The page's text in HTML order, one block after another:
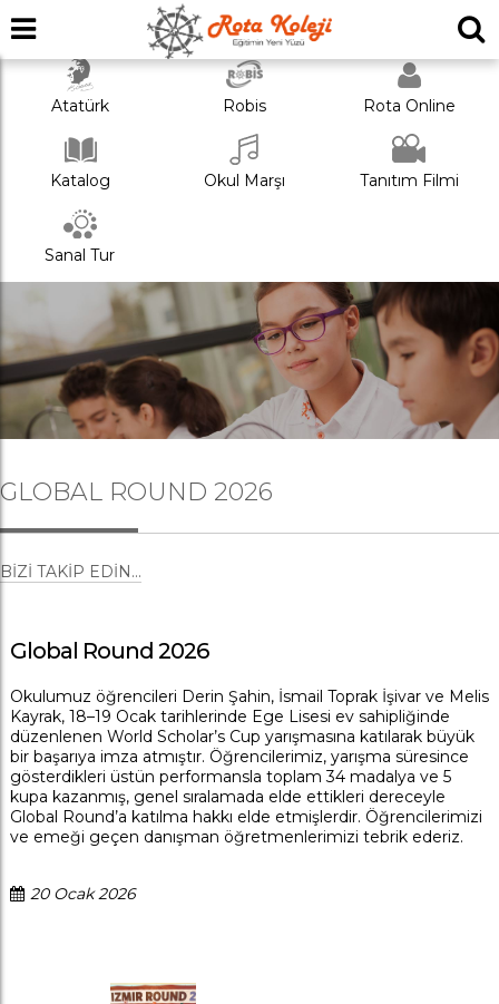
Atatürk Robis Rota Online
Katalog Okul Marşı Tanıtım Filmi
Sanal Tur
GLOBAL ROUND 2026
BIZI TAKIP EDIN...
Global Round 2026
Okulumuz öğrencileri Derin Şahin, İsmail Toprak İşivar ve Melis
Kayrak, 18–19 Ocak tarihlerinde Ege Lisesi ev sahipliğinde
düzenlenen World Scholar’s Cup yarışmasına katılarak büyük
bir başarıya imza atmıştır. Öğrencilerimiz, yarışma süresince
gösterdikleri üstün performansla toplam 34 madalya ve 5
kupa kazanmış, genel sıralamada elde ettikleri dereceyle
Global Round’a katılma hakkı elde etmişlerdir. Öğrencilerimizi
ve emeği geçen danışman öğretmenlerimizi tebrik ederiz.
20 Ocak 2026